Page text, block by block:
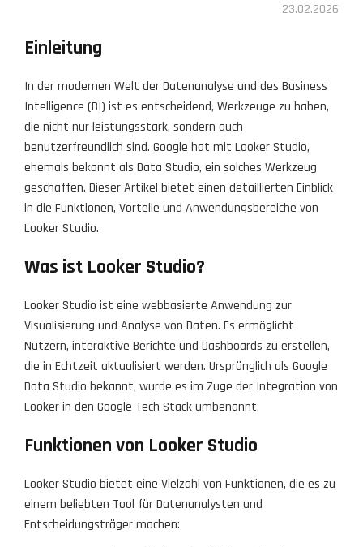
23.02.2026
Einleitung
In der modernen Welt der Datenanalyse und des Business
Intelligence (BI) ist es entscheidend, Werkzeuge zu haben,
die nicht nur leistungsstark, sondern auch
benutzerfreundlich sind. Google hat mit Looker Studio,
ehemals bekannt als Data Studio, ein solches Werkzeug
geschaffen. Dieser Artikel bietet einen detaillierten Einblick
in die Funktionen, Vorteile und Anwendungsbereiche von
Looker Studio.
Was ist Looker Studio?
Looker Studio ist eine webbasierte Anwendung zur
Visualisierung und Analyse von Daten. Es ermöglicht
Nutzern, interaktive Berichte und Dashboards zu erstellen,
die in Echtzeit aktualisiert werden. Ursprünglich als Google
Data Studio bekannt, wurde es im Zuge der Integration von
Looker in den Google Tech Stack umbenannt.
Funktionen von Looker Studio
Looker Studio bietet eine Vielzahl von Funktionen, die es zu
einem beliebten Tool für Datenanalysten und
Entscheidungsträger machen: